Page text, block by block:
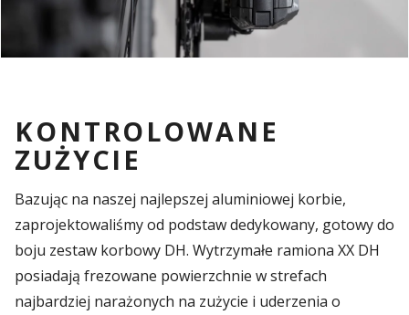
KONTROLOWANE
ZUŻYCIE
Bazując na naszej najlepszej aluminiowej korbie,
zaprojektowaliśmy od podstaw dedykowany, gotowy do
boju zestaw korbowy DH. Wytrzymałe ramiona XX DH
posiadają frezowane powierzchnie w strefach
najbardziej narażonych na zużycie i uderzenia o